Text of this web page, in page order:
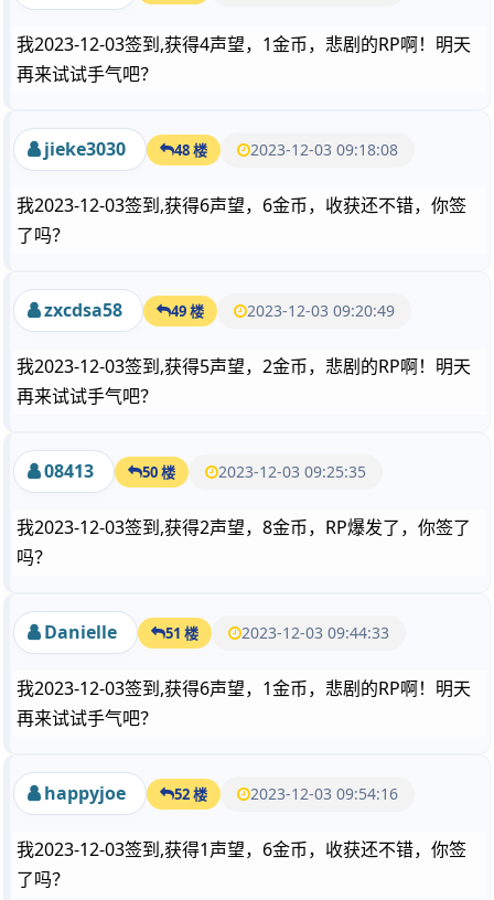
我2023-12-03签到,获得4声望，1金币，悲剧的RP啊！明天
再来试试手气吧？
jieke3030 48 楼 2023-12-03 09:18:08
我2023-12-03签到,获得6声望，6金币，收获还不错，你签
了吗？
zxcdsa58 49 楼 2023-12-03 09:20:49
我2023-12-03签到,获得5声望，2金币，悲剧的RP啊！明天
再来试试手气吧？
08413 50 楼 2023-12-03 09:25:35
我2023-12-03签到,获得2声望，8金币，RP爆发了，你签了
吗？
Danielle 51 楼 2023-12-03 09:44:33
我2023-12-03签到,获得6声望，1金币，悲剧的RP啊！明天
再来试试手气吧？
happyjoe 52 楼 2023-12-03 09:54:16
我2023-12-03签到,获得1声望，6金币，收获还不错，你签
了吗？